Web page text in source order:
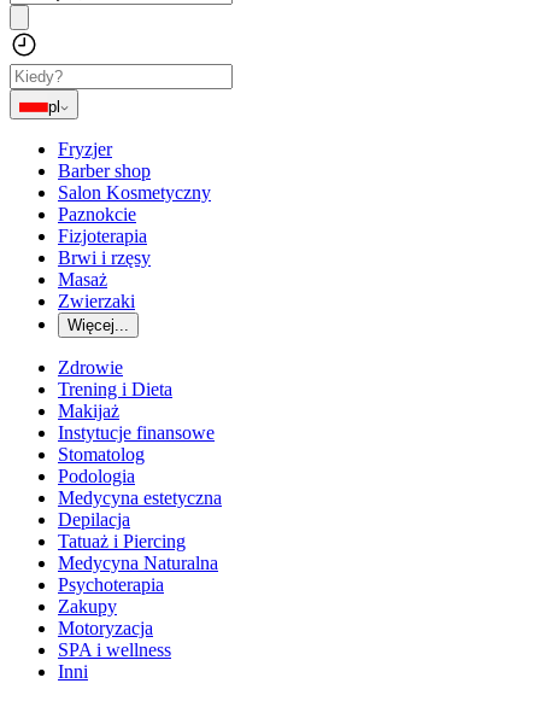
pl
Fryzjer
Barber shop
Salon Kosmetyczny
Paznokcie
Fizjoterapia
Brwi i rzęsy
Masaż
Zwierzaki
Więcej...
Zdrowie
Trening i Dieta
Makijaż
Instytucje finansowe
Stomatolog
Podologia
Medycyna estetyczna
Depilacja
Tatuaż i Piercing
Medycyna Naturalna
Psychoterapia
Zakupy
Motoryzacja
SPA i wellness
Inni